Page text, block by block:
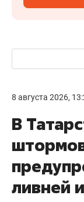
8 августа 2026,
В
ливней